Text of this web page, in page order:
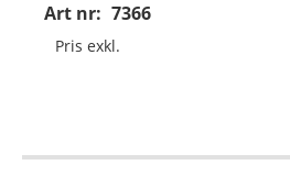
Art nr: 7366
Pris exkl.